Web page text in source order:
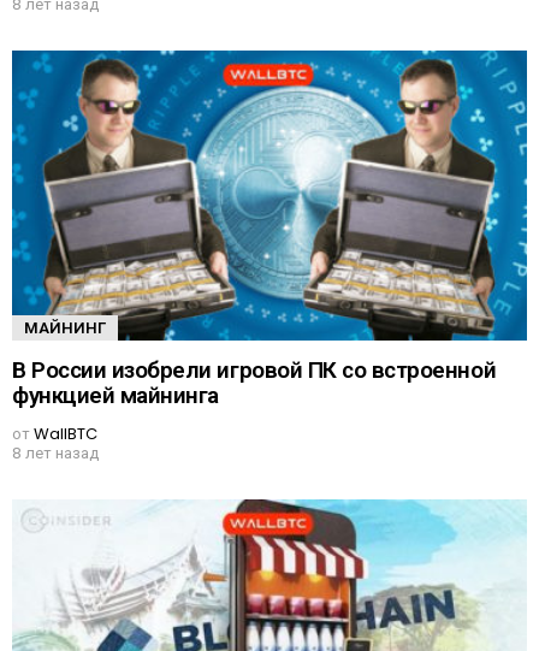
МАЙНИНГ
В России изобрели игровой ПК со встроенной
функцией майнинга
отWallBTC
8 лет назад